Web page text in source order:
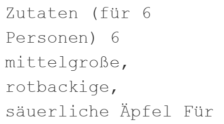
Zutaten (für 6
Personen) 6
mittelgroße,
rotbackige,
säuerliche Äpfel Für